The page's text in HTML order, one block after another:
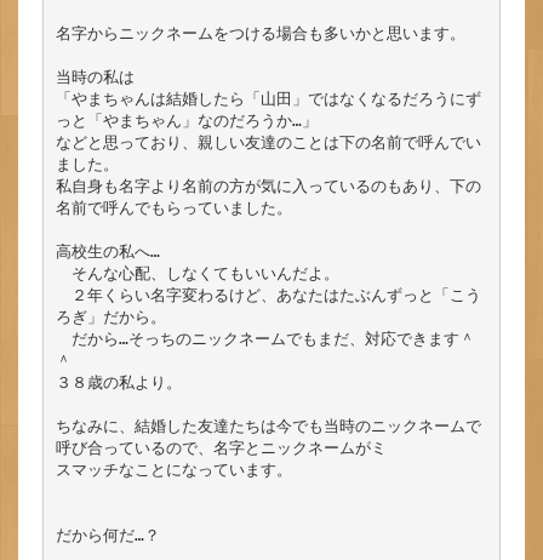
名字からニックネームをつける場合も多いかと思います。
当時の私は
「やまちゃんは結婚したら「山田」ではなくなるだろうにず
っと「やまちゃん」なのだろうか…」
などと思っており、親しい友達のことは下の名前で呼んでい
ました。
私自身も名字より名前の方が気に入っているのもあり、下の
名前で呼んでもらっていました。
高校生の私へ…
そんな心配、しなくてもいいんだよ。
２年くらい名字変わるけど、あなたはたぶんずっと「こう
ろぎ」だから。
だから…そっちのニックネームでもまだ、対応できます＾
＾
３８歳の私より。
ちなみに、結婚した友達たちは今でも当時のニックネームで
呼び合っているので、名字とニックネームがミ
スマッチなことになっています。
だから何だ…？